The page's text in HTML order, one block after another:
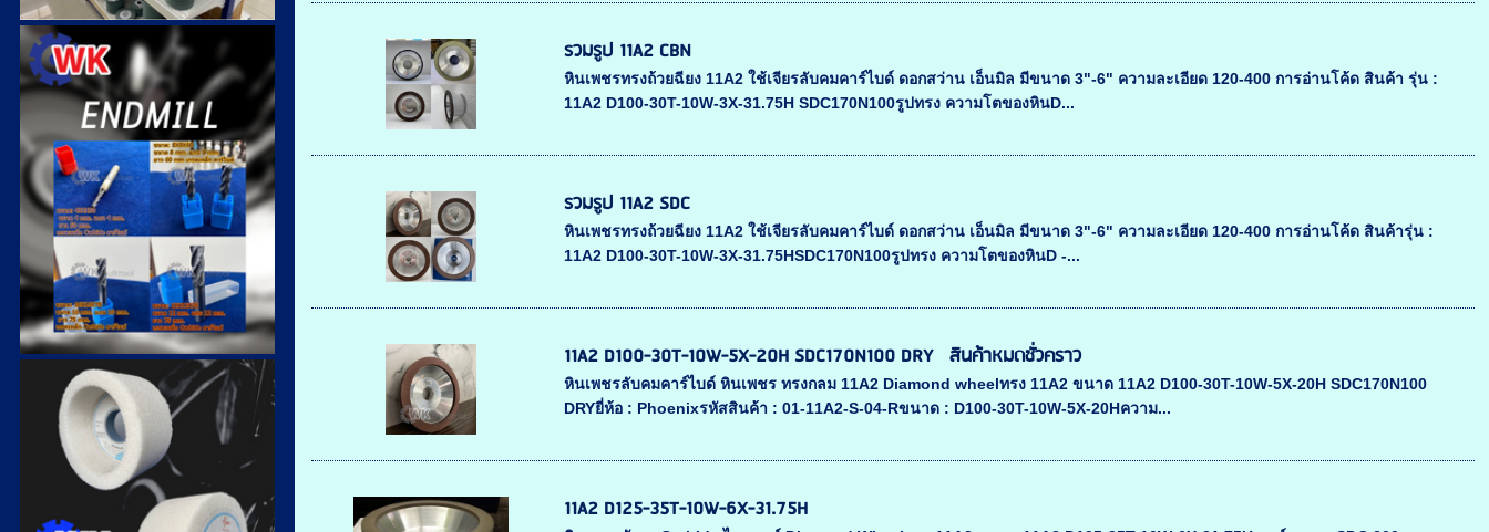
รวมรูป 11A2 CBN
หินเพชรทรงถ้วยฉียง 11A2 ใช้เจียรลับคมคาร์ไบด์ ดอกสว่าน เอ็นมิล มีขนาด 3"-6" ความละเอียด 120-400 การอ่านโค้ด สินค้า รุ่น :
11A2 D100-30T-10W-3X-31.75H SDC170N100รูปทรง ความโตของหินD...
รวมรูป 11A2 SDC
หินเพชรทรงถ้วยฉียง 11A2 ใช้เจียรลับคมคาร์ไบด์ ดอกสว่าน เอ็นมิล มีขนาด 3"-6" ความละเอียด 120-400 การอ่านโค้ด สินค้ารุ่น :
11A2 D100-30T-10W-3X-31.75HSDC170N100รูปทรง ความโตของหินD -...
11A2 D100-30T-10W-5X-20H SDC170N100 DRY สินค้าหมดชั่วคราว
หินเพชรลับคมคาร์ไบด์ หินเพชร ทรงกลม 11A2 Diamond wheelทรง 11A2 ขนาด 11A2 D100-30T-10W-5X-20H SDC170N100
DRYยี่ห้อ : Phoenixรหัสสินค้า : 01-11A2-S-04-Rขนาด : D100-30T-10W-5X-20Hความ...
11A2 D125-35T-10W-6X-31.75H